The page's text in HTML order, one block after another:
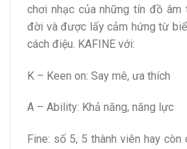
chơi nhạc của những tín đồ âm
đời và được lấy cảm hứng từ
cách điệu. KAFINE với:
K – Keen on: Say mê, ưa thích
A – Ability: Khả năng, năng lực
Fine: số 5, 5 thành viên hay